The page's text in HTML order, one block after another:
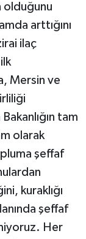
olduğunu
arttığını
ilaç
Mersin ve
tam
olarak
şeffaf
kuraklığı
şeffaf
Her